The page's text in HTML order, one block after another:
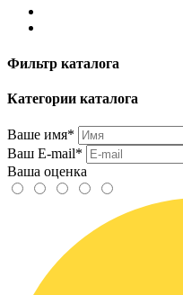
Фильтр каталога
Категории каталога
Ваше имя*
Ваш E-mail*
Ваша оценка